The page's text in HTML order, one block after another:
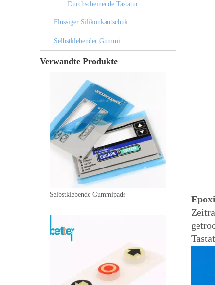
Durchscheinende Tastatur
Flüssiger Silikonkautschuk
Selbstklebender Gummi
Verwandte Produkte
Selbstklebende Gummipads